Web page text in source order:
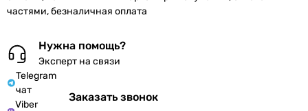
частями, безналичная оплата
Нужна помощь?
Эксперт на связи
Telegram
чат
Viber
Заказать звонок